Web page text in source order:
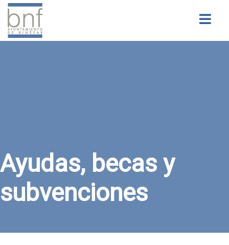
Ayudas, becas y
subvenciones